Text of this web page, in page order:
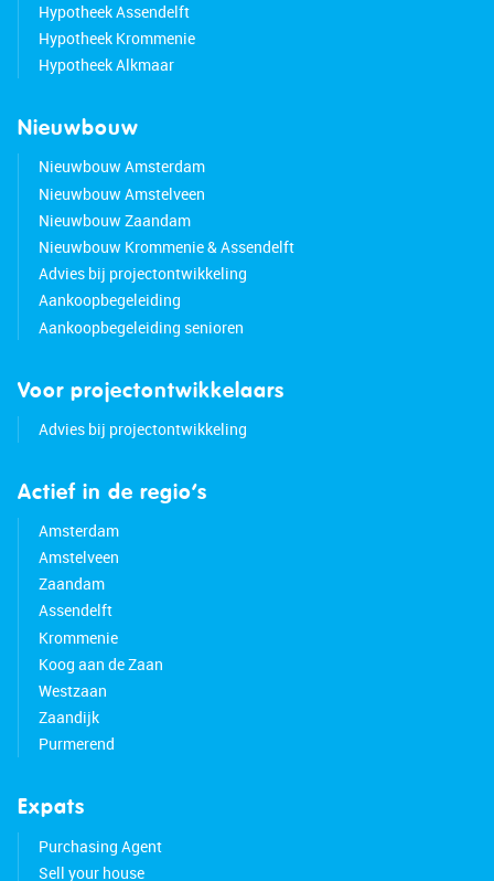
Hypotheek Assendelft
Hypotheek Krommenie
Hypotheek Alkmaar
Nieuwbouw
Nieuwbouw Amsterdam
Nieuwbouw Amstelveen
Nieuwbouw Zaandam
Nieuwbouw Krommenie & Assendelft
Advies bij projectontwikkeling
Aankoopbegeleiding
Aankoopbegeleiding senioren
Voor projectontwikkelaars
Advies bij projectontwikkeling
Actief in de regio’s
Amsterdam
Amstelveen
Zaandam
Assendelft
Krommenie
Koog aan de Zaan
Westzaan
Zaandijk
Purmerend
Expats
Purchasing Agent
Sell your house